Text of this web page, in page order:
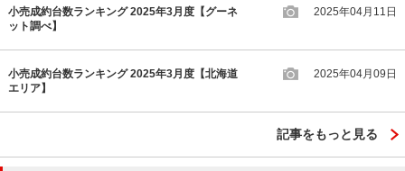
小売成約台数ランキング 2025年3月度【グーネ
ット調べ】
2025年04月11日
小売成約台数ランキング 2025年3月度【北海道
エリア】
2025年04月09日
記事をもっと見る